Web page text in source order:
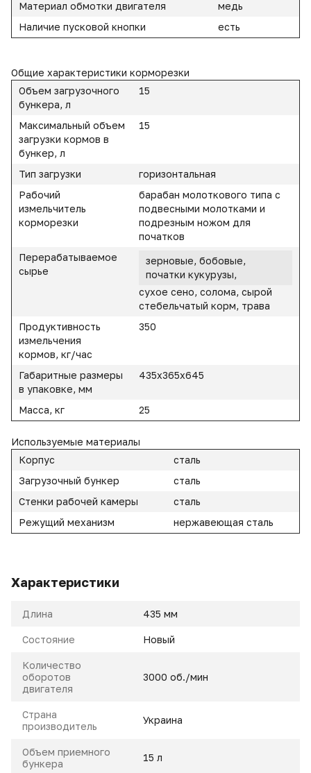
Материал обмотки двигателя
медь
Наличие пусковой кнопки
есть
Общие характеристики корморезки
Объем загрузочного
бункера, л
15
Максимальный объем
загрузки кормов в
бункер, л
15
Тип загрузки
горизонтальная
Рабочий
измельчитель
корморезки
барабан молоткового типа с
подвесными молотками и
подрезным ножом для
початков
Перерабатываемое
сырье
зерновые, бобовые,
початки кукурузы,
сухое сено, солома, сырой
стебельчатый корм, трава
Продуктивность
измельчения
кормов, кг/час
350
Габаритные размеры
в упаковке, мм
435х365х645
Масса, кг 25
Используемые материалы
Корпус
сталь
Загрузочный бункер
сталь
Стенки рабочей камеры
сталь
Режущий механизм
нержавеющая сталь
Характеристики
Длина 435 мм
Состояние Новый
Количество
оборотов
двигателя
3000 об./мин
Страна
производитель
Украина
Объем приемного
бункера
15 л